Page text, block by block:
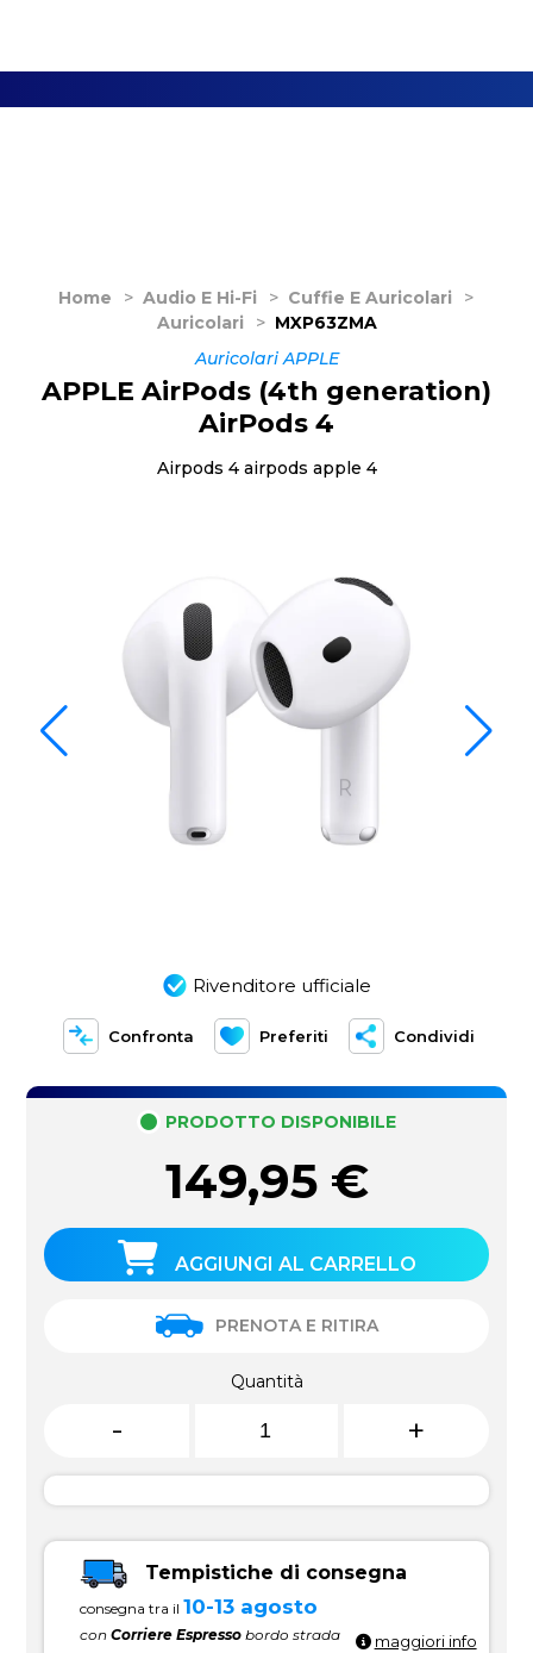
Home > Audio E Hi-Fi > Cuffie E Auricolari
>
Auricolari
> MXP63ZMA
Auricolari APPLE
Rivenditore ufficiale
Confronta Preferiti Condividi
APPLE AirPods (4th generation)
AirPods 4
Airpods 4 airpods apple 4
PRODOTTO DISPONIBILE
149,95 €
AGGIUNGI AL CARRELLO
PRENOTA E RITIRA
Quantità
- +
Tempistiche di consegna
consegna tra il 10-13 agosto
conCorriere Espresso bordo strada maggiori info